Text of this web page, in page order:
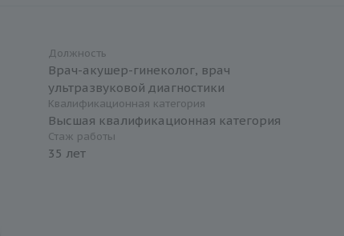
Должность
Врач-акушер-гинеколог, врач
ультразвуковой диагностики
Квалификационная категория
Высшая квалификационная категория
Стаж работы
35 лет